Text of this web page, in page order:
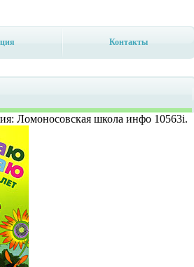
Контакты
Ломоносовская школа инфо 10563i.